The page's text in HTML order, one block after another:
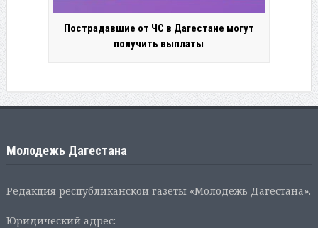
Пострадавшие от ЧС в Дагестане могут
получить выплаты
Молодежь Дагестана
Редакция республиканской газеты «Молодежь Дагестана».
Юридический адрес: